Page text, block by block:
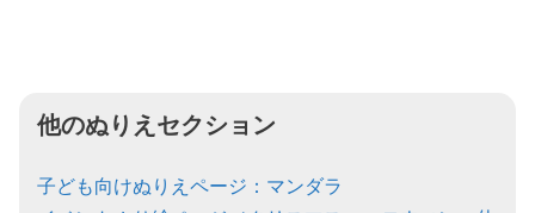
他のぬりえセクション
子ども向けぬりえページ：マンダラ